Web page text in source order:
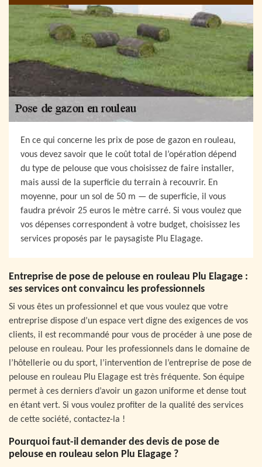
En ce qui concerne les prix de pose de gazon en rouleau,
vous devez savoir que le coût total de l’opération dépend
du type de pelouse que vous choisissez de faire installer,
mais aussi de la superficie du terrain à recouvrir. En
moyenne, pour un sol de 50 m — de superficie, il vous
faudra prévoir 25 euros le mètre carré. Si vous voulez que
vos dépenses correspondent à votre budget, choisissez les
services proposés par le paysagiste Plu Elagage.
Entreprise de pose de pelouse en rouleau Plu Elagage :
ses services ont convaincu les professionnels
Si vous êtes un professionnel et que vous voulez que votre
entreprise dispose d’un espace vert digne des exigences de vos
clients, il est recommandé pour vous de procéder à une pose de
pelouse en rouleau. Pour les professionnels dans le domaine de
l’hôtellerie ou du sport, l’intervention de l’entreprise de pose de
pelouse en rouleau Plu Elagage est très fréquente. Son équipe
permet à ces derniers d’avoir un gazon uniforme et dense tout
en étant vert. Si vous voulez profiter de la qualité des services
de cette société, contactez-la !
Pourquoi faut-il demander des devis de pose de
pelouse en rouleau selon Plu Elagage ?